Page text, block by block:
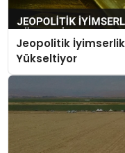
Jeopolitik İyimserlik
Yükseltiyor